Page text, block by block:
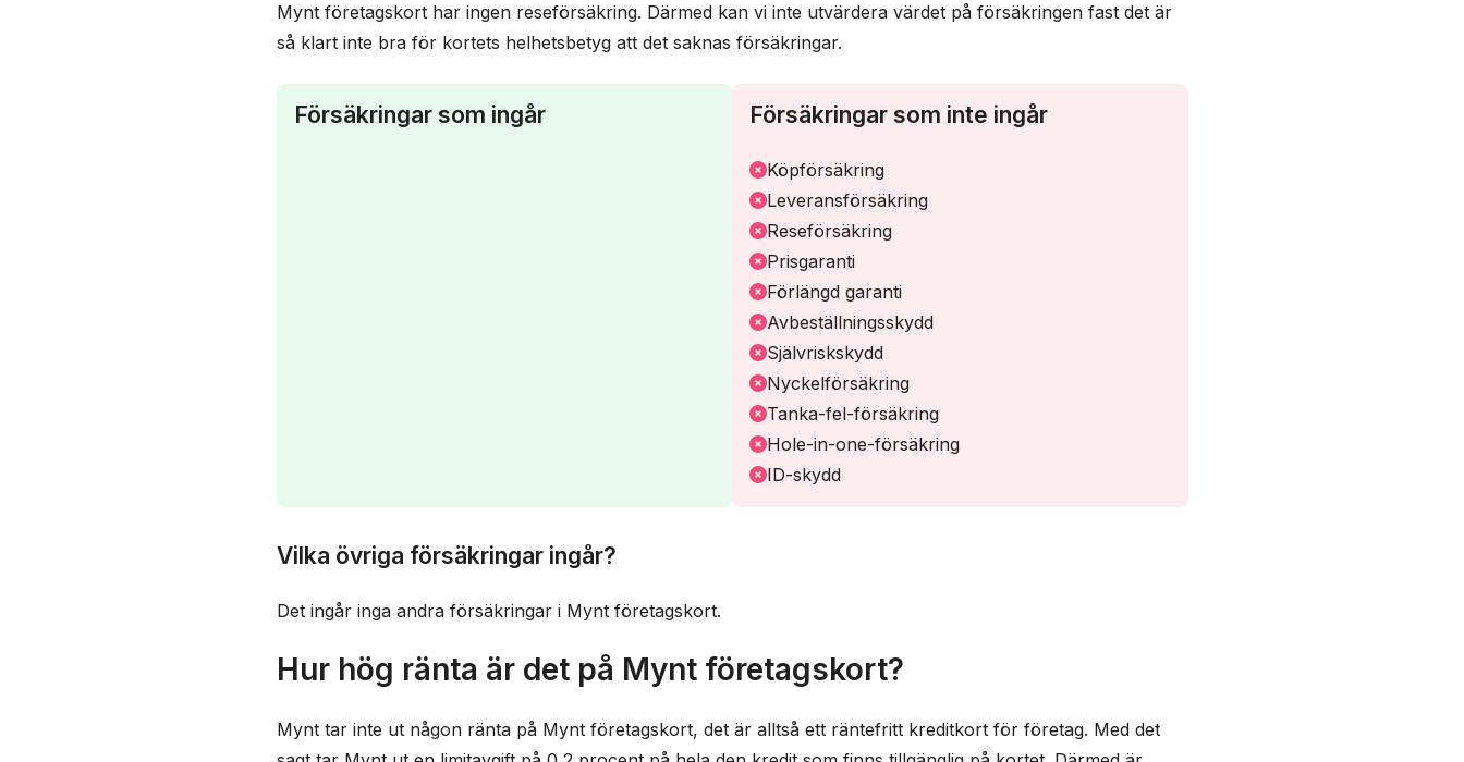
Mynt företagskort har ingen reseförsäkring. Därmed kan vi inte utvärdera värdet på försäkringen fast det är
så klart inte bra för kortets helhetsbetyg att det saknas försäkringar.
Försäkringar som ingår Försäkringar som inte ingår
Köpförsäkring
Leveransförsäkring
Reseförsäkring
Prisgaranti
Förlängd garanti
Avbeställningsskydd
Självriskskydd
Nyckelförsäkring
Tanka-fel-försäkring
Hole-in-one-försäkring
ID-skydd
Vilka övriga försäkringar ingår?
Det ingår inga andra försäkringar i Mynt företagskort.
Hur hög ränta är det på Mynt företagskort?
Mynt tar inte ut någon ränta på Mynt företagskort, det är alltså ett räntefritt kreditkort för företag. Med det